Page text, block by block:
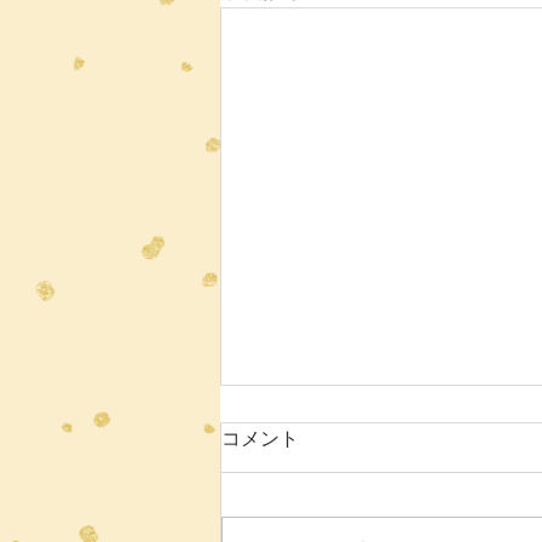
7月ニュースレター
保護者の皆様へ 梅雨の季節を迎
コメント